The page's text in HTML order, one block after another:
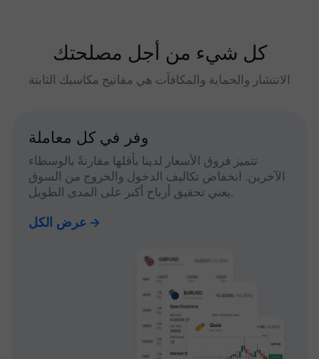
كل شيء من أجل مصلحتك
الانتشار والحماية والمكافآت هي مفاتيح مكاسبك الثابتة
وفر في كل معاملة
تتميز فروق الأسعار لدينا بأقلها مقارنةً بالوسطاء
الآخرين. انخفاض تكاليف الدخول والخروج من السوق
يعني تحقيق أرباح أكبر على المدى الطويل.
عرض الكل